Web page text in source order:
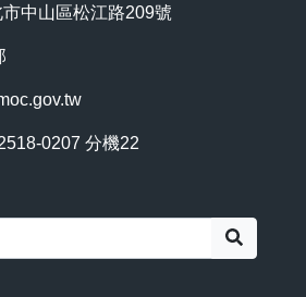
中山區松江路209號
0207 分機22